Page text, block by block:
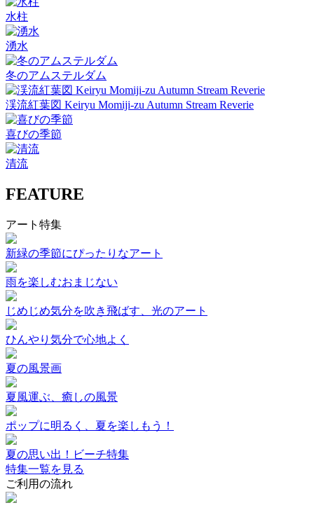
水柱
湧水
冬のアムステルダム
渓流紅葉図 Keiryu Momiji-zu Autumn Stream Reverie
喜びの季節
清流
FEATURE
アート特集
新緑の季節にぴったりなアート
雨を楽しむおまじない
じめじめ気分を吹き飛ばす、光のアート
ひんやり気分で心地よく
夏の風景画
夏風運ぶ、癒しの風景
ポップに明るく、夏を楽しもう！
夏の思い出！ビーチ特集
特集一覧を見る
ご利用の流れ